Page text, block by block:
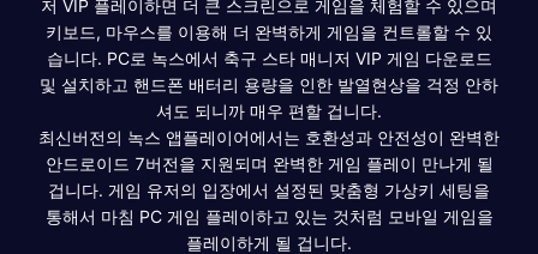
저 VIP 플레이하면 더 큰 스크린으로 게임을 체험할 수 있으며
키보드, 마우스를 이용해 더 완벽하게 게임을 컨트롤할 수 있
습니다. PC로 녹스에서 축구 스타 매니저 VIP 게임 다운로드
및 설치하고 핸드폰 배터리 용량을 인한 발열현상을 걱정 안하
셔도 되니까 매우 편할 겁니다.
최신버전의 녹스 앱플레이어에서는 호환성과 안전성이 완벽한
안드로이드 7버전을 지원되며 완벽한 게임 플레이 만나게 될
겁니다. 게임 유저의 입장에서 설정된 맞춤형 가상키 세팅을
통해서 마침 PC 게임 플레이하고 있는 것처럼 모바일 게임을
플레이하게 될 겁니다.